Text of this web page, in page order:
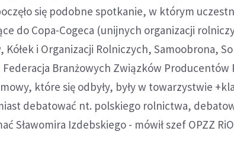
się podobne spotkanie, w którym
do Copa-Cogeca (unijnych organizacji
i Organizacji Rolniczych, Samoobrona,
Branżowych Związków Producentów
które się odbyły, były w towarzystwie
debatować nt. polskiego rolnictwa,
Sławomira Izdebskiego - mówił szef OPZZ